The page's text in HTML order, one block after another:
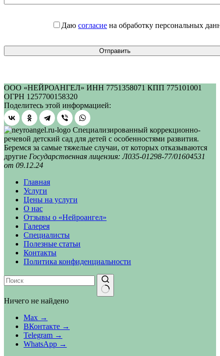
Даю согласие на обработку персональных
ООО «НЕЙРОАНГЕЛ» ИНН 7751358071 КПП 775101001
ОГРН 1257700158320
Поделитесь этой информацией:
Специализированный коррекционно-
речевой детский сад для детей с особенностями развития.
Беремся за самые тяжелые случаи, от которых отказываются
другие Государственная лицензия: Л035-01298-77/01604531
от 09.12.24
Главная
Услуги
Цены на услуги
О нас
Отзывы о «Нейроангел»
Галерея
Специалисты
Полезные статьи
Контакты
Политика конфиденциальности
Ничего не найдено
Max →
ВКонтакте →
Telegram →
WhatsApp →